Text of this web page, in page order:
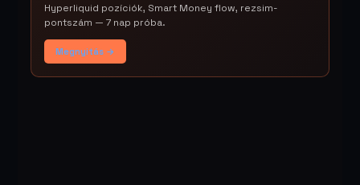
Hyperliquid pozíciók, Smart Money flow, rezsim-
pontszám — 7 nap próba.
Megnyitás →